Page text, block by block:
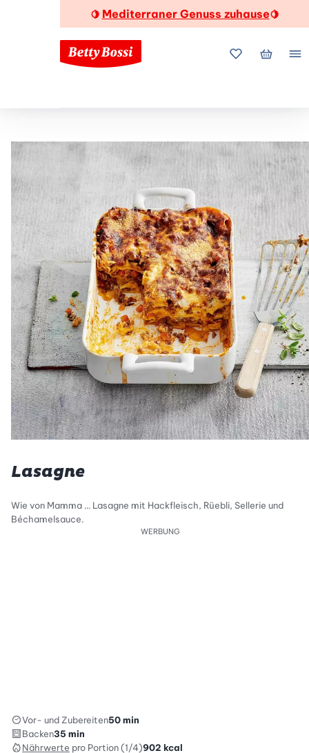
🍋 Mediterraner Genuss zuhause🍋
MeineMein
Lasagne
Wie von Mamma … Lasagne mit Hackfleisch, Rüebli, Sellerie und
Béchamelsauce.
WERBUNG
Vor- und Zubereiten50 min
Backen35 min
Nährwerte pro Portion (1/4)902 kcal